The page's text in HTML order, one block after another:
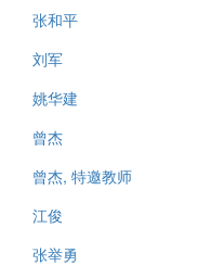
张和平
刘军
姚华建
曾杰
曾杰, 特邀教师
江俊
张举勇